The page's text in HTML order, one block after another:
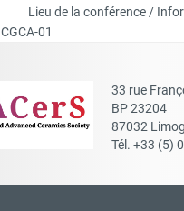
Lieu de la conférence /
CGCA-01
33 rue
BP 23204
87032
Tél. +33 (5)